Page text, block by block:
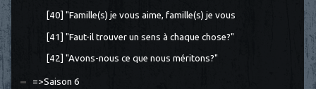
[40] "Famille(s) je vous aime, famille(s) je vous
[41] "Faut-il trouver un sens à chaque chose?"
[42] "Avons-nous ce que nous méritons?"
=>Saison 6